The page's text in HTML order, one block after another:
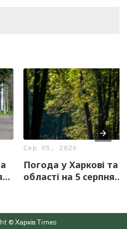
Сер 05, 2026
Погода у Харкові та
області на 5 серпня
© Харків Тimes